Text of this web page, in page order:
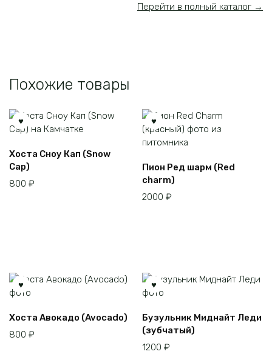
Перейти в полный каталог →
Похожие товары
Хоста Сноу Кап (Snow
Cap)
800 ₽
Пион Ред шарм (Red
charm)
2000 ₽
Хоста Авокадо (Avocado)
800 ₽
товар
Бузульник Миднайт Леди
(зубчатый)
1200 ₽